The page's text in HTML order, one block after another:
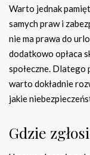
Warto jednak
samych praw i
nie ma prawa do
dodatkowo opłaca
społeczne. Dlatego
warto dokładnie
jakie
Gdzie